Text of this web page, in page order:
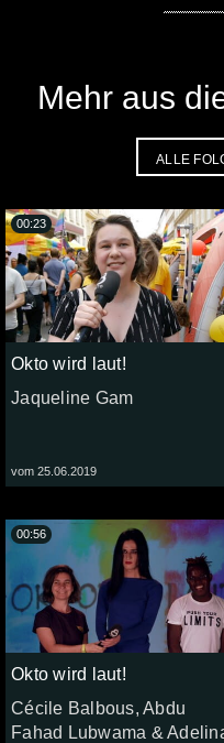
Mehr aus
Okto wird laut!
Jaqueline Gam
vom 25.06.2019
00:23
Okto wird laut!
Cécile Balbous, Abdu
Fahad Lubwama &
00:56